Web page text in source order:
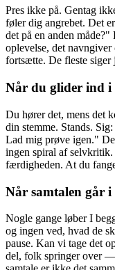
Pres ikke på. Gentag
føler dig angrebet. Det
det på en anden
oplevelse, det
fortsætte. De fleste siger
Når du glider ind i
Du hører det, mens det
din stemme. Stands.
Lad mig prøve igen."
ingen spiral af
færdigheden. At du
Når samtalen går i
Nogle gange løber I
og ingen ved, hvad de
pause. Kan vi tage det
del, folk springer over —